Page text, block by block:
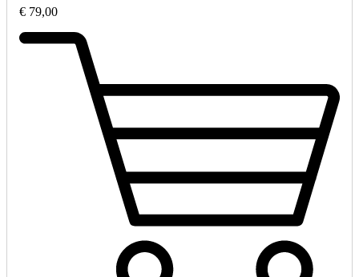
€ 79,00